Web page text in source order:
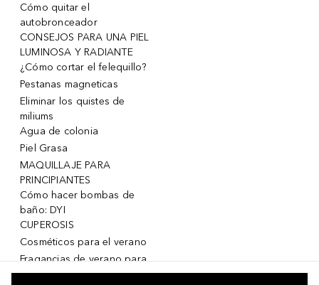
Cómo quitar el
autobronceador
CONSEJOS PARA UNA PIEL
LUMINOSA Y RADIANTE
¿Cómo cortar el felequillo?
Pestanas magneticas
Eliminar los quistes de
miliums
Agua de colonia
Piel Grasa
MAQUILLAJE PARA
PRINCIPIANTES
Cómo hacer bombas de
baño: DYI
CUPEROSIS
Cosméticos para el verano
Fragancias de verano para
mujeres